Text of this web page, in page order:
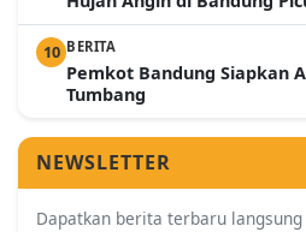
10 BERITA
Pemkot Bandung Siapkan
Tumbang
NEWSLETTER
Dapatkan berita terbaru